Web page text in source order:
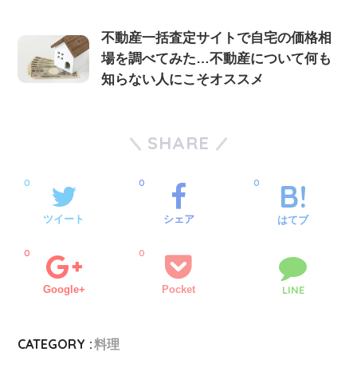
不動産一括査定サイトで自宅の価格相
場を調べてみた…不動産について何も
知らない人にこそオススメ
SHARE
ツイート
0
シェア
0
はてブ
0
Google+
0
Pocket
0
LINE
CATEGORY :料理